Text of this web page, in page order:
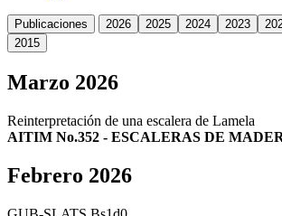
Publicaciones 2026 2025 2024 2023
2015
Marzo 2026
Reinterpretación de una escalera de Lamela
AITIM No.352 - ESCALERAS DE
Febrero 2026